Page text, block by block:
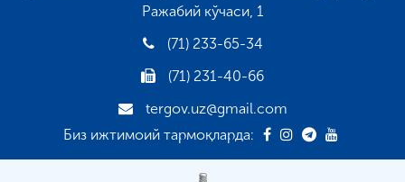
Ражабий кўчаси, 1
(71) 233-65-34
(71) 231-40-66
tergov.uz@gmail.com
Биз ижтимоий тармоқларда: